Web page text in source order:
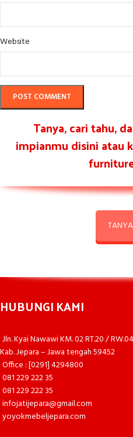
Website
Tanya, cari tahu,
impianmu disini atau
HUBUNGI KAMI
Jln. Kyai Nawawi KM. 02 RT.20 /
Kab. Jepara – Jawa tengah 59452
Office : [0291] 4294800
081 229 222 35
081 229 222 35
infojatijepara@gmail.com
yoyokmebeljepara.com